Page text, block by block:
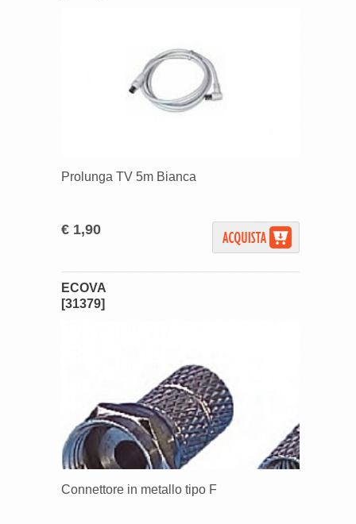
Prolunga TV 5m Bianca
€ 1,90
ECOVA
[31379]
Connettore in metallo tipo F